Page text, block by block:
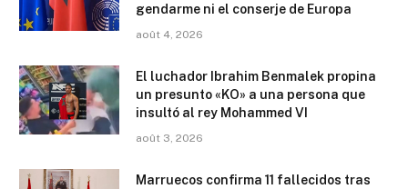
gendarme ni el conserje de Europa
août 4, 2026
El luchador Ibrahim Benmalek propina
un presunto «KO» a una persona que
insultó al rey Mohammed VI
août 3, 2026
Marruecos confirma 11 fallecidos tras